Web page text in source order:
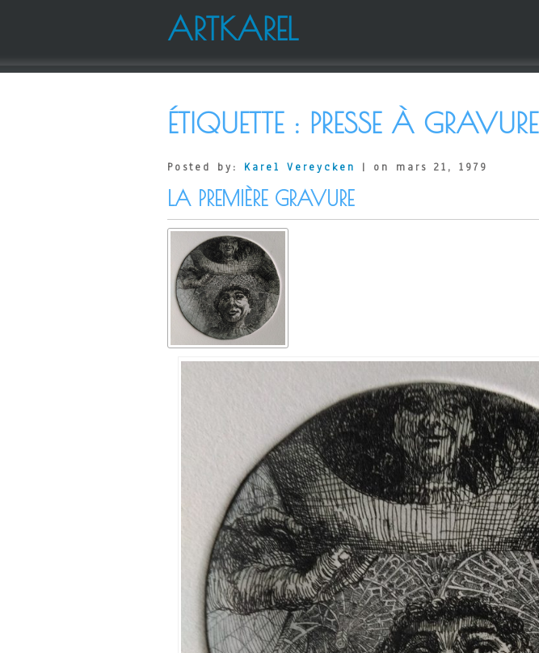
ARTKAREL
ÉTIQUETTE : PRESSE À GRAVURE
Posted by: Karel Vereycken | on mars 21, 1979
LA PREMIÈRE GRAVURE